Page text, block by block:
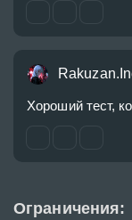
Ограничения:
Хороший тест,